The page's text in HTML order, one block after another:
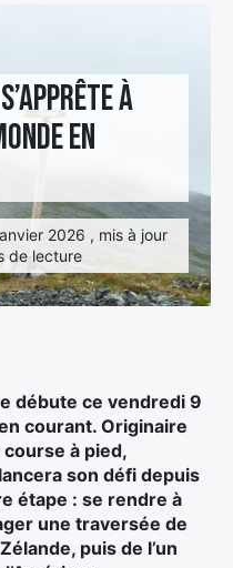
à
en
2026 , mis à jour
de lecture
débute ce vendredi 9
courant. Originaire
à pied,
son défi depuis
étape : se rendre à
une traversée de
puis de l’un